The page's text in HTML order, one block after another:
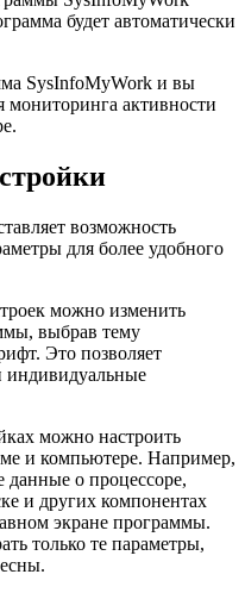
будет автоматически
SysInfoMyWork и вы
мониторинга активности
возможность
для более удобного
можно изменить
выбрав тему
Это позволяет
индивидуальные
можно настроить
и компьютере. Например,
о процессоре,
и других компонентах
экране программы.
только те параметры,